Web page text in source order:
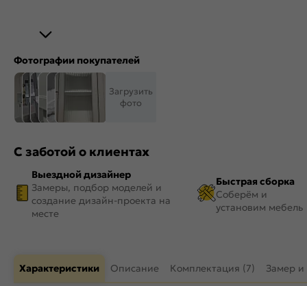
Фотографии покупателей
Загрузить
фото
С заботой о клиентах
Выездной дизайнер
Замеры, подбор моделей и
создание дизайн-проекта на
месте
Быстрая сборка
Соберём и
установим мебель
Характеристики Описание Комплектация (7) Замер и